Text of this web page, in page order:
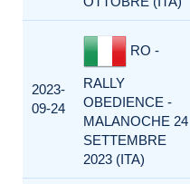
2023-
09-24
RO -
RALLY
OBEDIENCE -
MALANOCHE 24
SETTEMBRE
2023 (ITA)